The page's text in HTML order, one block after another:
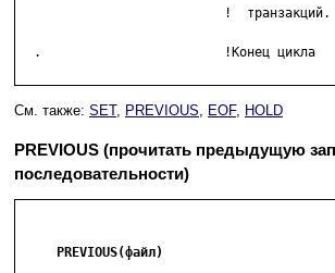
  .                        !Конец цикла
См. также: SET, PREVIOUS, EOF, HOLD
PREVIOUS (прочитать предыдущую
последовательности)
     PREVIOUS(файл)